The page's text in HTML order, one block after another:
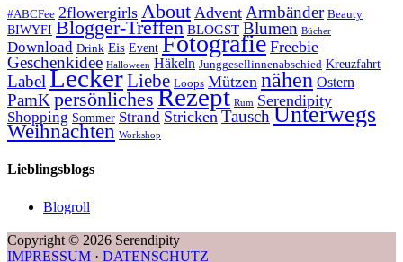
#ABCFee 2flowergirls About Advent Armbänder Beauty
BIWYFI Blogger-Treffen BLOGST Blumen Bücher
Download Drink Eis Event Fotografie Freebie
Geschenkidee Halloween Häkeln Junggesellinnenabschied Kreuzfahrt
LabelLeckerLiebe Loops Mützen nähen Ostern
PamKpersönliches Rezept Rum Serendipity
Shopping Sommer Strand Stricken TauschUnterwegs
Weihnachten Workshop
Lieblingsblogs
Blogroll
Copyright © 2026 Serendipity
IMPRESSUM · DATENSCHUTZ